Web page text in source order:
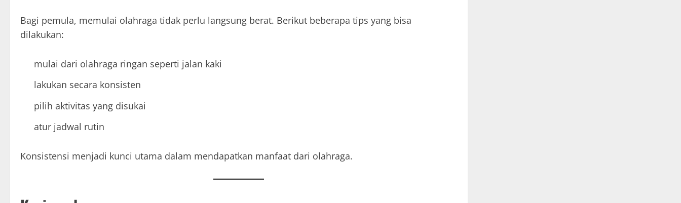
Bagi pemula, memulai olahraga tidak perlu langsung berat. Berikut beberapa tips yang bisa
dilakukan:
mulai dari olahraga ringan seperti jalan kaki
lakukan secara konsisten
pilih aktivitas yang disukai
atur jadwal rutin
Konsistensi menjadi kunci utama dalam mendapatkan manfaat dari olahraga.